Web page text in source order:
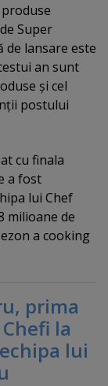
Super
de lansare este
an sunt
şi cel
postului
cu finala
a fost
lui Chef
milioane de
a cooking
prima
la
lui